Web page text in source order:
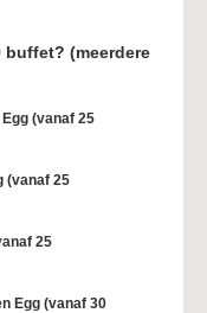
(meerdere
(vanaf 25
(vanaf 25
25
Egg (vanaf 30